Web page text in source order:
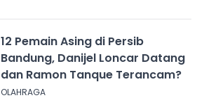
12 Pemain Asing di Persib
Bandung, Danijel Loncar Datang
dan Ramon Tanque Terancam?
OLAHRAGA